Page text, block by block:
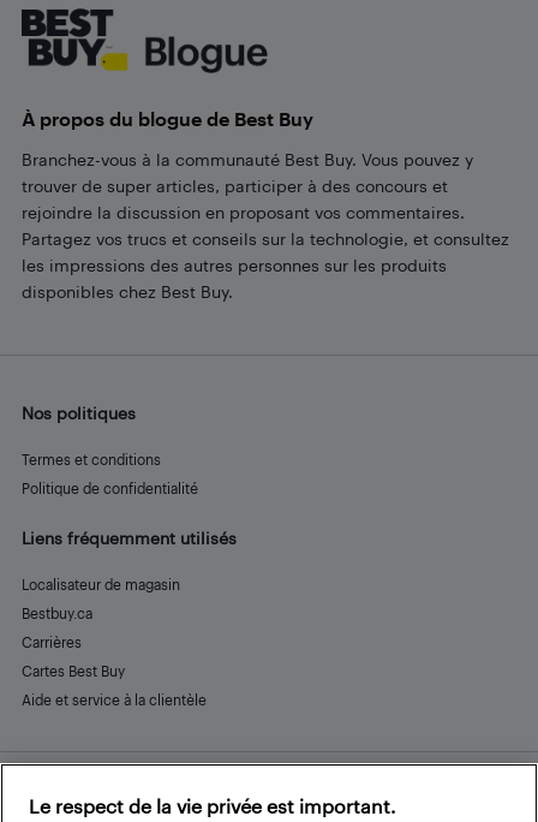
À propos du blogue de Best Buy
Branchez-vous à la communauté Best Buy. Vous pouvez y
trouver de super articles, participer à des concours et
rejoindre la discussion en proposant vos commentaires.
Partagez vos trucs et conseils sur la technologie, et consultez
les impressions des autres personnes sur les produits
disponibles chez Best Buy.
Nos politiques
Termes et conditions
Politique de confidentialité
Liens fréquemment utilisés
Localisateur de magasin
Bestbuy.ca
Carrières
Cartes Best Buy
Aide et service à la clientèle
Restez connecté
Le respect de la vie privée est important.